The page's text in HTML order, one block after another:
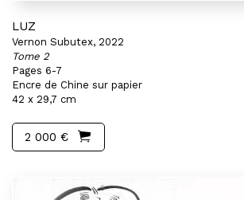
LUZ
Vernon Subutex, 2022
Tome 2
Pages 6-7
Encre de Chine sur papier
42 x 29,7 cm
2 000 €